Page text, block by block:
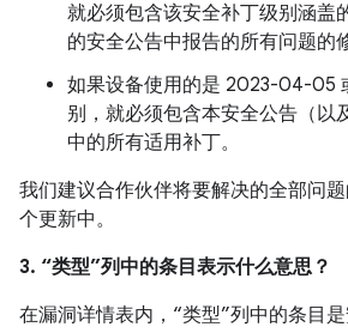
就必须包含该安全补丁级别涵盖
的安全公告中报告的所有问题的
如果设备使用的是 2023-04-05
别，就必须包含本安全公告（以
中的所有适用补丁。
我们建议合作伙伴将要解决的全部问
个更新中。
3. “类型”列中的条目表示什么意思？
在漏洞详情表内，“类型”列中的条目是